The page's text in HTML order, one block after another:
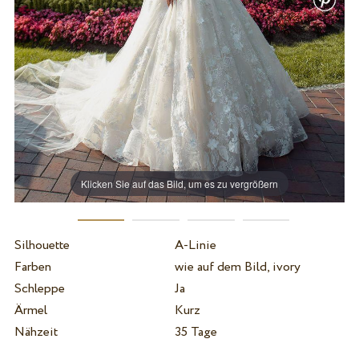
Klicken Sie auf das Bild, um es zu vergrößern
Silhouette
A-Linie
Farben
wie auf dem Bild, ivory
Schleppe
Ja
Ärmel
Kurz
Nähzeit
35 Tage